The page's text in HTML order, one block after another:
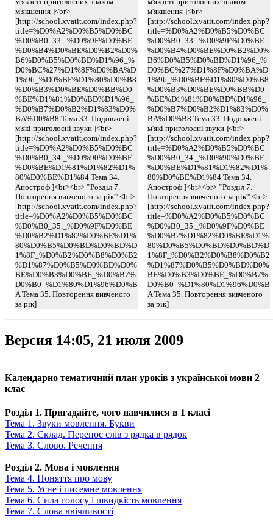
м'якшення ]<br>
[http://school.xvatit.com/index.php?
title=%D0%A2%D0%B5%D0%BC
%D0%B0_33._%D0%9F%D0%BE
%D0%B4%D0%BE%D0%B2%D0%
B6%D0%B5%D0%BD%D1%96_%
D0%BC%27%D1%8F%D0%BA%D
1%96_%D0%BF%D1%80%D0%B8
%D0%B3%D0%BE%D0%BB%D0
%BE%D1%81%D0%BD%D1%96_
%D0%B7%D0%B2%D1%83%D0%
BA%D0%B8 Тема 33. Подовжені
м'які приголосні звуки ]<br>
[http://school.xvatit.com/index.php?
title=%D0%A2%D0%B5%D0%BC
%D0%B0_34._%D0%90%D0%BF
%D0%BE%D1%81%D1%82%D1%
80%D0%BE%D1%84 Тема 34.
Апостроф ]<br><br> '''Розділ 7.
Повторення вивченого за рік''' <br>
[http://school.xvatit.com/index.php?
title=%D0%A2%D0%B5%D0%BC
%D0%B0_35._%D0%9F%D0%BE
%D0%B2%D1%82%D0%BE%D1%
80%D0%B5%D0%BD%D0%BD%D
1%8F_%D0%B2%D0%B8%D0%B2
%D1%87%D0%B5%D0%BD%D0%
BE%D0%B3%D0%BE_%D0%B7%
D0%B0_%D1%80%D1%96%D0%B
A Тема 35. Повторення вивченого
за рік]
м'якшення ]<br>
[http://school.xvatit.com/index.php?
title=%D0%A2%D0%B5%D0%BC
%D0%B0_33._%D0%9F%D0%BE
%D0%B4%D0%BE%D0%B2%D0%
B6%D0%B5%D0%BD%D1%96_%
D0%BC%27%D1%8F%D0%BA%D
1%96_%D0%BF%D1%80%D0%B8
%D0%B3%D0%BE%D0%BB%D0
%BE%D1%81%D0%BD%D1%96_
%D0%B7%D0%B2%D1%83%D0%
BA%D0%B8 Тема 33. Подовжені
м'які приголосні звуки ]<br>
[http://school.xvatit.com/index.php?
title=%D0%A2%D0%B5%D0%BC
%D0%B0_34._%D0%90%D0%BF
%D0%BE%D1%81%D1%82%D1%
80%D0%BE%D1%84 Тема 34.
Апостроф ]<br><br> '''Розділ 7.
Повторення вивченого за рік''' <br>
[http://school.xvatit.com/index.php?
title=%D0%A2%D0%B5%D0%BC
%D0%B0_35._%D0%9F%D0%BE
%D0%B2%D1%82%D0%BE%D1%
80%D0%B5%D0%BD%D0%BD%D
1%8F_%D0%B2%D0%B8%D0%B2
%D1%87%D0%B5%D0%BD%D0%
BE%D0%B3%D0%BE_%D0%B7%
D0%B0_%D1%80%D1%96%D0%B
A Тема 35. Повторення вивченого
за рік]
Версия 14:05, 21 июля 2009
Календарно тематичний план уроків з української мови 2
клас
Розділ 1. Пригадайте, чого навчилися в 1 класі
Тема 1. Звуки мовлення. Букви
Тема 2. Склад. Перенос слів з рядка в рядок
Тема 3. Слово. Речення
Розділ 2. Мова і мовлення
Тема 4. Поняття про мову
Тема 5. Усне і писемне мовлення
Тема 6. Сила голосу і швидкість мовлення
Тема 7. Слова ввічливості